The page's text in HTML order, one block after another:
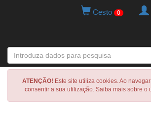
Cesto 0
ATENÇÃO! Este site utiliza cookies. Ao
consentir a sua utilização. Saiba mais sobre o